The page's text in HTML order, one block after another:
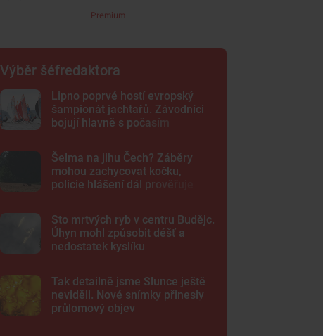
Premium
Výběr šéfredaktora
Lipno poprvé hostí evropský
šampionát jachtařů. Závodníci
bojují hlavně s počasím
Šelma na jihu Čech? Záběry
mohou zachycovat kočku,
policie hlášení dál prověřuje
Sto mrtvých ryb v centru Budějc.
Úhyn mohl způsobit déšť a
nedostatek kyslíku
Tak detailně jsme Slunce ještě
neviděli. Nové snímky přinesly
průlomový objev